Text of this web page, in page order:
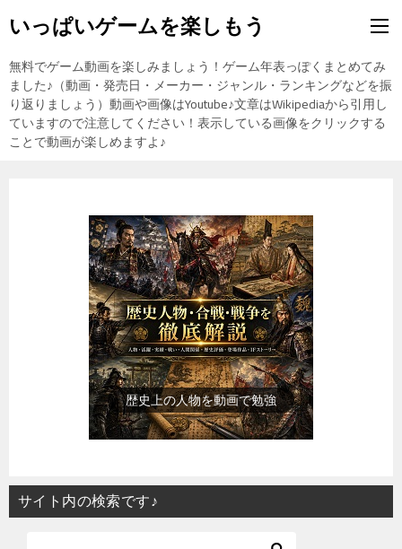
いっぱいゲームを楽しもう
無料でゲーム動画を楽しみましょう！ゲーム年表っぽくまとめてみ
ました♪（動画・発売日・メーカー・ジャンル・ランキングなどを振
り返りましょう）動画や画像はYoutube♪文章はWikipediaから引用し
ていますので注意してください！表示している画像をクリックする
ことで動画が楽しめますよ♪
『食品』（楽天市場）
サイト内の検索です♪